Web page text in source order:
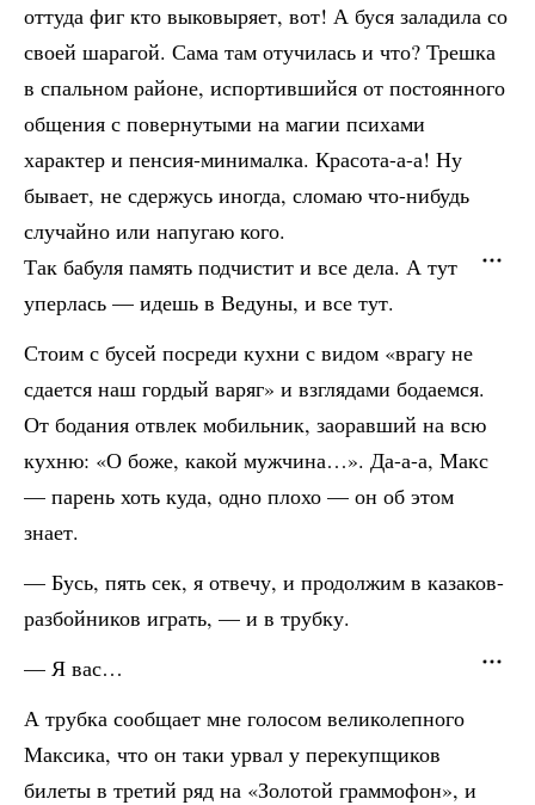
оттуда фиг кто выковыряет, вот! А буся заладила со
своей шарагой. Сама там отучилась и что? Трешка
в спальном районе, испортившийся от постоянного
общения с повернутыми на магии психами
характер и пенсия-минималка. Красота-а-а! Ну
бывает, не сдержусь иногда, сломаю что-нибудь
случайно или напугаю кого.
Так бабуля память подчистит и все дела. А тут
уперлась — идешь в Ведуны, и все тут.
Стоим с бусей посреди кухни с видом «врагу не
сдается наш гордый варяг» и взглядами бодаемся.
От бодания отвлек мобильник, заоравший на всю
кухню: «О боже, какой мужчина…». Да-а-а, Макс
— парень хоть куда, одно плохо — он об этом
знает.
— Бусь, пять сек, я отвечу, и продолжим в казаков-
разбойников играть, — и в трубку.
— Я вас…
А трубка сообщает мне голосом великолепного
Максика, что он таки урвал у перекупщиков
билеты в третий ряд на «Золотой граммофон», и